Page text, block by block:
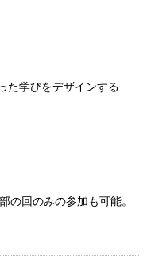
た学びをデザインする
の回のみの参加も可能。